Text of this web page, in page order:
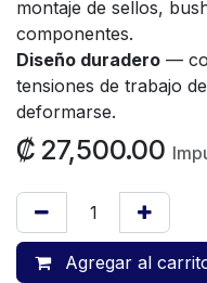
montaje de sellos,
componentes.
Diseño duradero —
tensiones de trabajo
deformarse.
₡ 27,500.00
Agregar al